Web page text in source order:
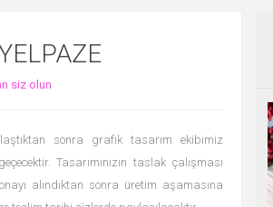
siz olun
sonra grafik tasarım ekibimiz
Tasarımınızın taslak çalışması
alındıktan sonra üretim aşamasına